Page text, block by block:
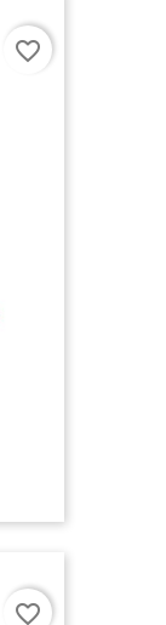
favorite_border
favorite_border